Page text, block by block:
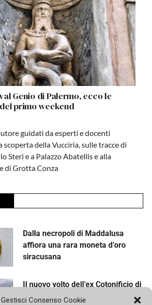
Gestisci Consenso Cookie
Genio di Palermo, ecco le
primo weekend
guidati da esperti e docenti
scoperta della Vucciria, sulle tracce di
Steri e a Palazzo Abatellis e alla
di Grotta Conza
Dalla necropoli di Maddalusa
affiora una rara moneta d’oro
siracusana
Il nuovo volto dell’ex Cotonificio di
Palermo tra cultura, sport e verde